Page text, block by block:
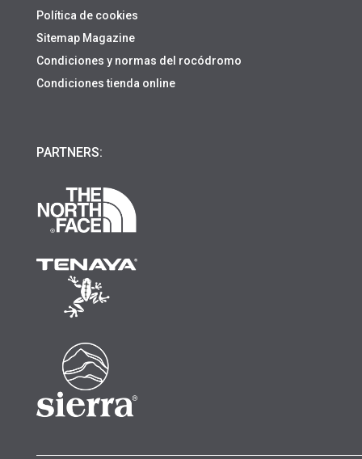
Política de cookies
Sitemap Magazine
Condiciones y normas del rocódromo
Condiciones tienda online
PARTNERS: